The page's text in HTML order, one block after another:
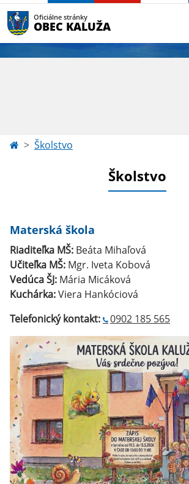
Oficiálne stránky
OBEC KALUŽA
Školstvo
Školstvo
Materská škola
Riaditeľka MŠ: Beáta Mihaľová
Učiteľka MŠ: Mgr. Iveta Kobová
Vedúca ŠJ: Mária Micáková
Kuchárka:Viera Hankóciová
Telefonický kontakt:
0902 185 565